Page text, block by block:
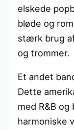
elskede
bløde og
stærk brug
og trommer.
Et andet
Dette
med R&B
harmoniske